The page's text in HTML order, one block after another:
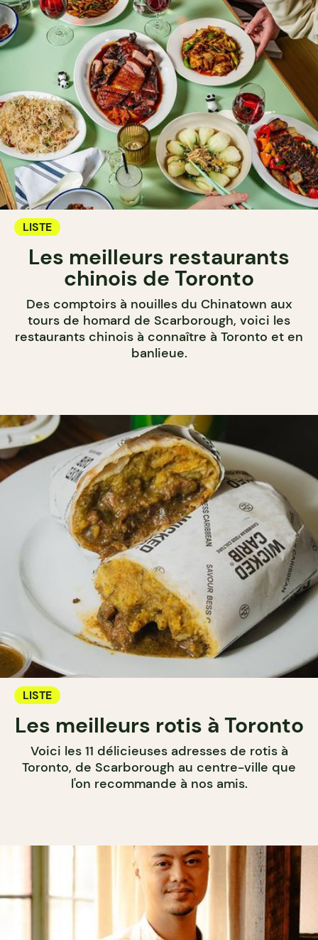
LISTE
Les meilleurs restaurants
chinois de Toronto
Des comptoirs à nouilles du Chinatown aux
tours de homard de Scarborough, voici les
restaurants chinois à connaître à Toronto et en
banlieue.
LISTE
Les meilleurs rotis à Toronto
Voici les 11 délicieuses adresses de rotis à
Toronto, de Scarborough au centre-ville que
l'on recommande à nos amis.